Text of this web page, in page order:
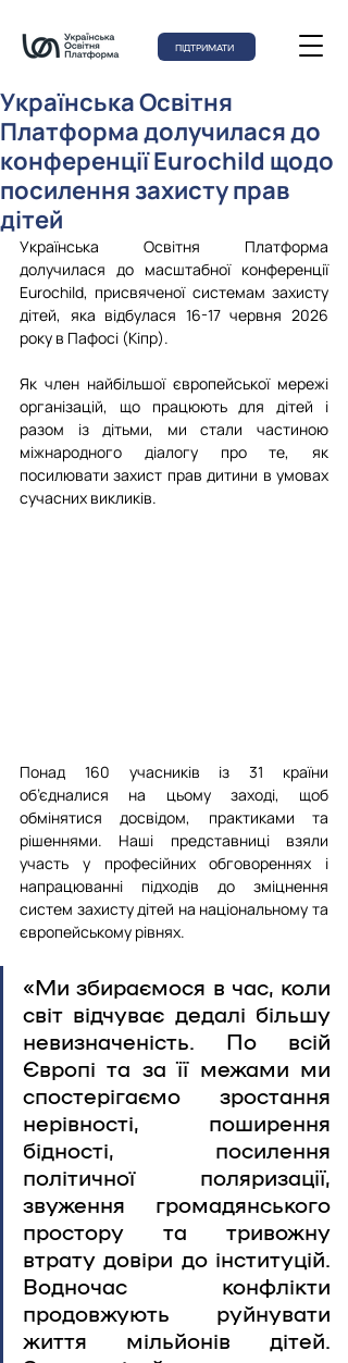
ПІДТРИМАТИ
Українська Освітня
Платформа долучилася до
конференції Eurochild щодо
посилення захисту прав
дітей
Українська Освітня Платформа
долучилася до масштабної конференції
Eurochild, присвяченої системам захисту
дітей, яка відбулася 16-17 червня 2026
року в Пафосі (Кіпр).
Як член найбільшої європейської мережі
організацій, що працюють для дітей і
разом із дітьми, ми стали частиною
міжнародного діалогу про те, як
посилювати захист прав дитини в умовах
сучасних викликів.
Понад 160 учасників із 31 країни
об’єдналися на цьому заході, щоб
обмінятися досвідом, практиками та
рішеннями. Наші представниці взяли
участь у професійних обговореннях і
напрацюванні підходів до зміцнення
систем захисту дітей на національному та
європейському рівнях.
«Ми збираємося в час, коли
світ відчуває дедалі більшу
невизначеність. По всій
Європі та за її межами ми
спостерігаємо зростання
нерівності, поширення
бідності, посилення
політичної поляризації,
звуження громадянського
простору та тривожну
втрату довіри до інституцій.
Водночас конфлікти
продовжують руйнувати
життя мільйонів дітей.